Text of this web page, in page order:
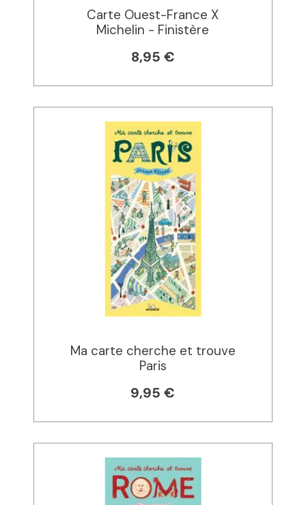
Carte Ouest-France X
Michelin - Finistère
8,95 €
Ma carte cherche et trouve
Paris
9,95 €